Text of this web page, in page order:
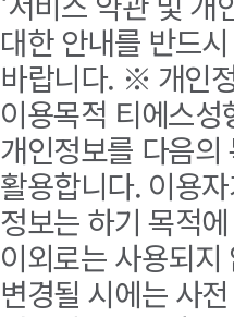
대한 안내를 반드
바랍니다. ※ 개인
이용목적 티에스
개인정보를 다음의
활용합니다. 이용
정보는 하기 목적
이외로는 사용되지
변경될 시에는 사